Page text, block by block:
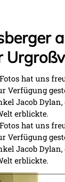
hat uns
Verfügung
Jacob Dylan,
erblickte.
hat uns
Verfügung
Jacob Dylan,
erblickte.